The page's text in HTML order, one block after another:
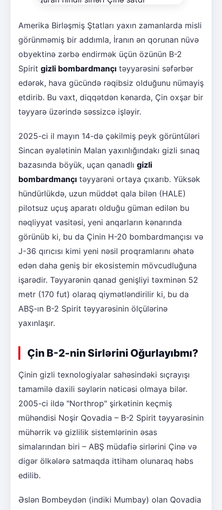
Amerika Birləşmiş Ştatları yaxın zamanlarda misli
görünməmiş bir addımla, İranın ən qorunan nüvə
obyektinə zərbə endirmək üçün özünün B-2
Spirit gizli bombardmançı təyyarəsini səfərbər
edərək, hava gücündə rəqibsiz olduğunu nümayiş
etdirib. Bu vaxt, diqqətdən kənarda, Çin oxşar bir
təyyarə üzərində səssizcə işləyir.
2025-ci il mayın 14-də çəkilmiş peyk görüntüləri
Sincan əyalətinin Malan yaxınlığındakı gizli sınaq
bazasında böyük, uçan qanadlı gizli
bombardmançı təyyarəni ortaya çıxarıb. Yüksək
hündürlükdə, uzun müddət qala bilən (HALE)
pilotsuz uçuş aparatı olduğu güman edilən bu
nəqliyyat vasitəsi, yeni anqarların kənarında
görünüb ki, bu da Çinin H-20 bombardmançısı və
J-36 qırıcısı kimi yeni nəsil proqramlarını əhatə
edən daha geniş bir ekosistemin mövcudluğuna
işarədir. Təyyarənin qanad genişliyi təxminən 52
metr (170 fut) olaraq qiymətləndirilir ki, bu da
ABŞ-ın B-2 Spirit təyyarəsinin ölçülərinə
yaxınlaşır.
Çin B-2-nin Sirlərini Oğurlayıbmı?
Çinin gizli texnologiyalar sahəsindəki sıçrayışı
tamamilə daxili səylərin nəticəsi olmaya bilər.
2005-ci ildə "Northrop" şirkətinin keçmiş
mühəndisi Noşir Qovadia – B-2 Spirit təyyarəsinin
mühərrik və gizlilik sistemlərinin əsas
simalarından biri – ABŞ müdafiə sirlərini Çinə və
digər ölkələrə satmaqda ittiham olunaraq həbs
edilib.
Əslən Bombeydən (indiki Mumbay) olan Qovadia